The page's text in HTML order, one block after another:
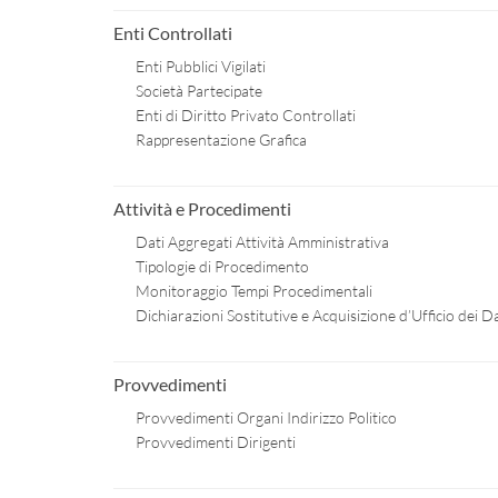
Enti Controllati
Enti Pubblici Vigilati
Società Partecipate
Enti di Diritto Privato Controllati
Rappresentazione Grafica
Attività e Procedimenti
Dati Aggregati Attività Amministrativa
Tipologie di Procedimento
Monitoraggio Tempi Procedimentali
Dichiarazioni Sostitutive e Acquisizione d’Ufficio dei
Provvedimenti
Provvedimenti Organi Indirizzo Politico
Provvedimenti Dirigenti